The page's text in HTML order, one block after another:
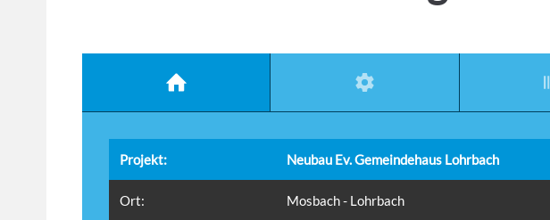
Projekt: Neubau Ev. Gemeindehaus Lohrbach
Ort: Mosbach - Lohrbach